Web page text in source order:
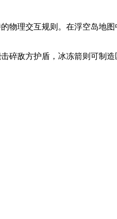
理交互规则。在浮空岛地
敌方护盾，冰冻箭则可制